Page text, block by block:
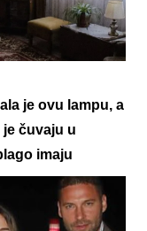
je ovu lampu, a
je čuvaju u
imaju